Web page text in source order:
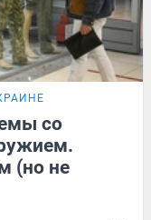
со
(но не